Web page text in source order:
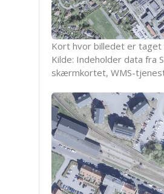
Kort hvor billedet er taget
Kilde: Indeholder data fra
skærmkortet, WMS-